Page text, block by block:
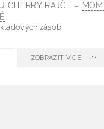
CHERRY RAJČE –
zásob
ZOBRAZIT VÍCE